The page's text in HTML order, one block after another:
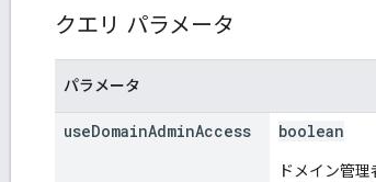
クエリ パラメータ
パラメータ
useDomainAdminAccess boolean
ドメイン管